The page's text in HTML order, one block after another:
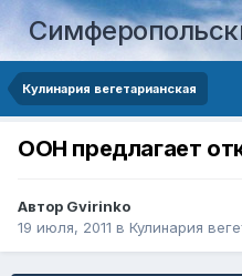
Кулинария вегетарианская
ООН предлагает
Автор Gvirinko
19 июля, 2011 в Кулинария